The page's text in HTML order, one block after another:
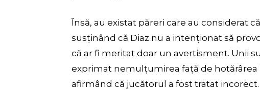
Însă, au existat păreri care au considerat
susținând că Diaz nu a intenționat să
că ar fi meritat doar un avertisment. Unii
exprimat nemulțumirea față de hotărârea
afirmând că jucătorul a fost tratat incorect.